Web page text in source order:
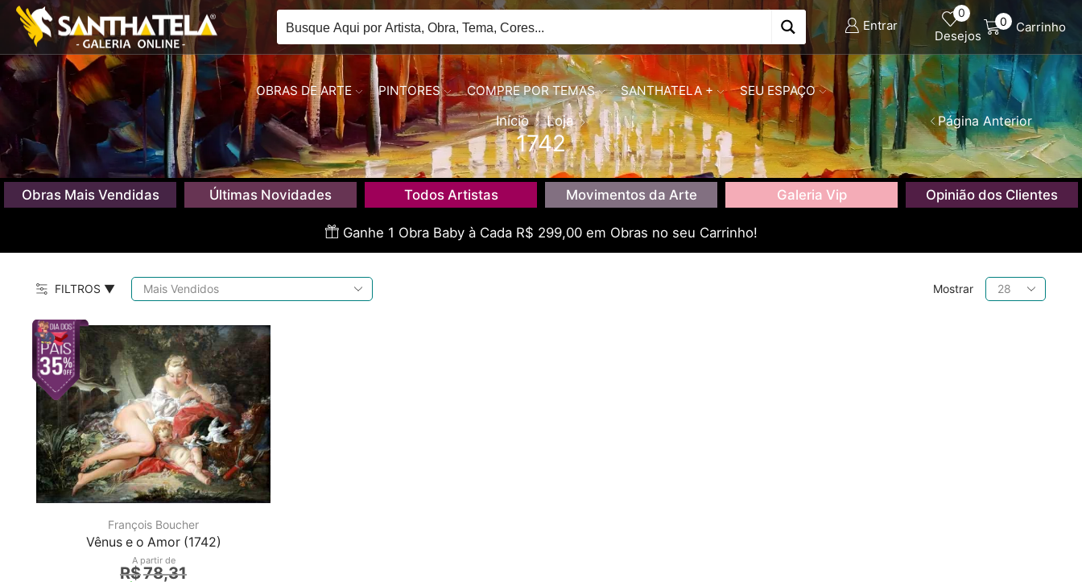
Entrar
0
Desejos
0 Carrinho
OBRAS DE ARTE PINTORES COMPRE POR TEMAS SANTHATELA + SEU ESPAÇO
Início Loja
1742
Página Anterior
Obras Mais Vendidas Últimas Novidades Todos Artistas Movimentos da Arte Galeria Vip Opinião dos Clientes
Ganhe 1 Obra Baby à Cada R$ 299,00 em Obras no seu Carrinho!
FILTROS ▼ Mostrar
Produtos
por
François Boucher
Vênus e o Amor (1742)
A partir de
R$78,31